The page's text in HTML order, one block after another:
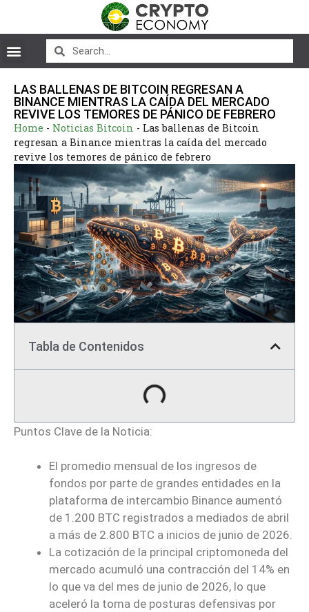
LAS BALLENAS DE BITCOIN REGRESAN A
BINANCE MIENTRAS LA CAÍDA DEL MERCADO
REVIVE LOS TEMORES DE PÁNICO DE FEBRERO
Home - Noticias Bitcoin - Las ballenas de Bitcoin
regresan a Binance mientras la caída del mercado
revive los temores de pánico de febrero
Tabla de Contenidos
Puntos Clave de la Noticia:
El promedio mensual de los ingresos de
fondos por parte de grandes entidades en la
plataforma de intercambio Binance aumentó
de 1.200 BTC registrados a mediados de abril
a más de 2.800 BTC a inicios de junio de 2026.
La cotización de la principal criptomoneda del
mercado acumuló una contracción del 14% en
lo que va del mes de junio de 2026, lo que
aceleró la toma de posturas defensivas por